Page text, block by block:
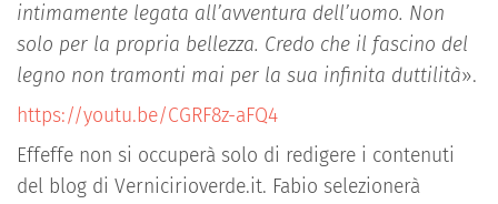
intimamente legata all’avventura dell’uomo. Non
solo per la propria bellezza. Credo che il fascino del
legno non tramonti mai per la sua infinita duttilità».
https://youtu.be/CGRF8z-aFQ4
Effeffe non si occuperà solo di redigere i contenuti
del blog di Vernicirioverde.it. Fabio selezionerà